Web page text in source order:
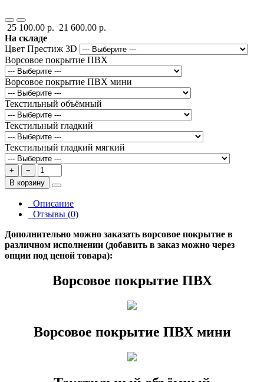
25 100.00 р. 21 600.00 р.
На складе
Цвет Престиж 3D
Ворсовое покрытие ПВХ
Ворсовое покрытие ПВХ мини
Текстильный объёмный
Текстильный гладкий
Текстильный гладкий мягкий
+
−
В корзину
Описание
Отзывы (0)
Дополнительно можно заказать ворсовое покрытие в
различном исполнении (добавить в заказ можно через
опции под ценой товара):
Ворсовое покрытие ПВХ
Ворсовое покрытие ПВХ мини